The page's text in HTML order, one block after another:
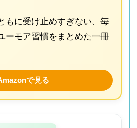
もに受け止めすぎない、毎
ーモア習慣をまとめた一冊
で見る